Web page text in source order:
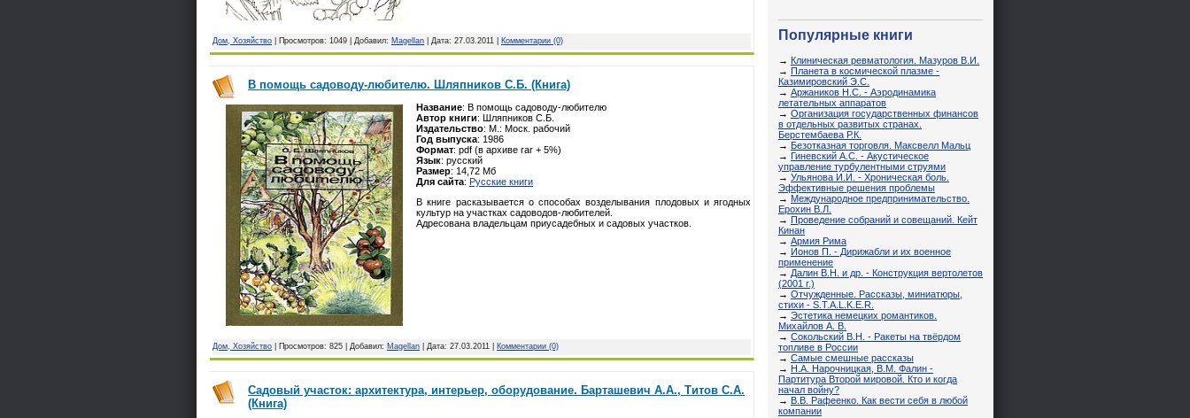
Дом, Хозяйство | Просмотров: 1049 | Добавил: Magellan | Дата: 27.03.2011 Комментарии (0)
В помощь садоводу-любителю. Шляпников С.Б. (Книга)
Название: В помощь садоводу-любителю
Автор книги: Шляпников С.Б.
Издательство: М.: Моск. рабочий
Год выпуска: 1986
Формат: pdf (в архиве rar + 5%)
Язык: русcкий
Размер: 14,72 Мб
Для сайта: Русские книги
В книге расказывается о способах возделывания плодовых и ягодных
культур на участках садоводов-любителей.
Адресована владельцам приусадебных и садовых участков.
Дом, Хозяйство | Просмотров: 825 | Добавил: Magellan | Дата: 27.03.2011 Комментарии (0)
Садовый участок: архитектура, интерьер, оборудование. Барташевич А.А., Титов С.А.
(Книга)
Популярные книги
→ Клиническая ревматология. Мазуров В.И.
→ Планета в космической плазме -
Казимировский Э.С.
→ Аржаников Н.С. - Аэродинамика
летательных аппаратов
→ Организация государственных финансов
в отдельных развитых странах.
Берстембаева Р.К.
→ Безотказная торговля. Максвелл Мальц
→ Гиневский А.С. - Акустическое
управление турбулентными струями
→ Ульянова И.И. - Хроническая боль.
Эффективные решения проблемы
→ Международное предпринимательство.
Ерохин В.Л.
→ Проведение собраний и совещаний. Кейт
Кинан
→ Армия Рима
→ Ионов П. - Дирижабли и их военное
применение
→ Далин В.Н. и др. - Конструкция вертолетов
(2001 г.)
→ Отчужденные. Рассказы, миниатюры,
стихи - S.T.A.L.K.E.R.
→ Эстетика немецких романтиков.
Михайлов А. В.
→ Сокольский В.Н. - Ракеты на твёрдом
топливе в России
→ Самые смешные рассказы
→ Н.А. Нарочницкая, В.М. Фалин -
Партитура Второй мировой. Кто и когда
начал войну?
→ В.В. Рафеенко. Как вести себя в любой
компании